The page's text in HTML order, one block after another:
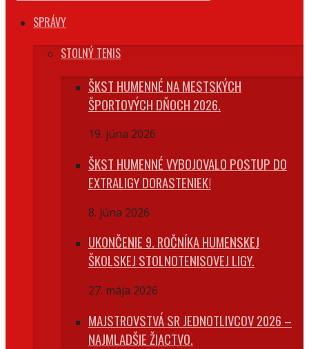
SPRÁVY
STOLNÝ TENIS
ŠKST HUMENNÉ NA MESTSKÝCH
ŠPORTOVÝCH DŇOCH 2026.
19. júna 2026
ŠKST HUMENNÉ VYBOJOVALO POSTUP DO
EXTRALIGY DORASTENIEK!
8. júna 2026
UKONČENIE 9. ROČNÍKA HUMENSKEJ
ŠKOLSKEJ STOLNOTENISOVEJ LIGY.
27. mája 2026
MAJSTROVSTVÁ SR JEDNOTLIVCOV 2026 –
NAJMLADŠIE ŽIACTVO.